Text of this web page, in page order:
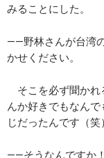
みることにした。
――野林さんが台湾
かせください。
そこを必ず聞かれ
んか好きでもなん
じだったんです（笑
――そうなんですか！